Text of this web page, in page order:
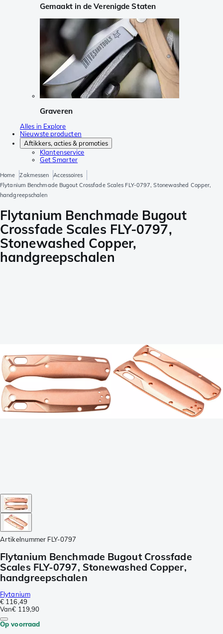
Gemaakt in de Verenigde Staten
Graveren
Alles in Explore
Nieuwste producten
Aftikkers, acties & promoties
Klantenservice
Get Smarter
Home Zakmessen
Accessoires
Flytanium Benchmade Bugout Crossfade Scales FLY-0797, Stonewashed Copper,
handgreepschalen
Flytanium Benchmade Bugout
Crossfade Scales FLY-0797,
Stonewashed Copper,
handgreepschalen
Artikelnummer FLY-0797
Flytanium Benchmade Bugout Crossfade
Scales FLY-0797, Stonewashed Copper,
handgreepschalen
Flytanium
€ 116,49
Van€ 119,90
Op voorraad